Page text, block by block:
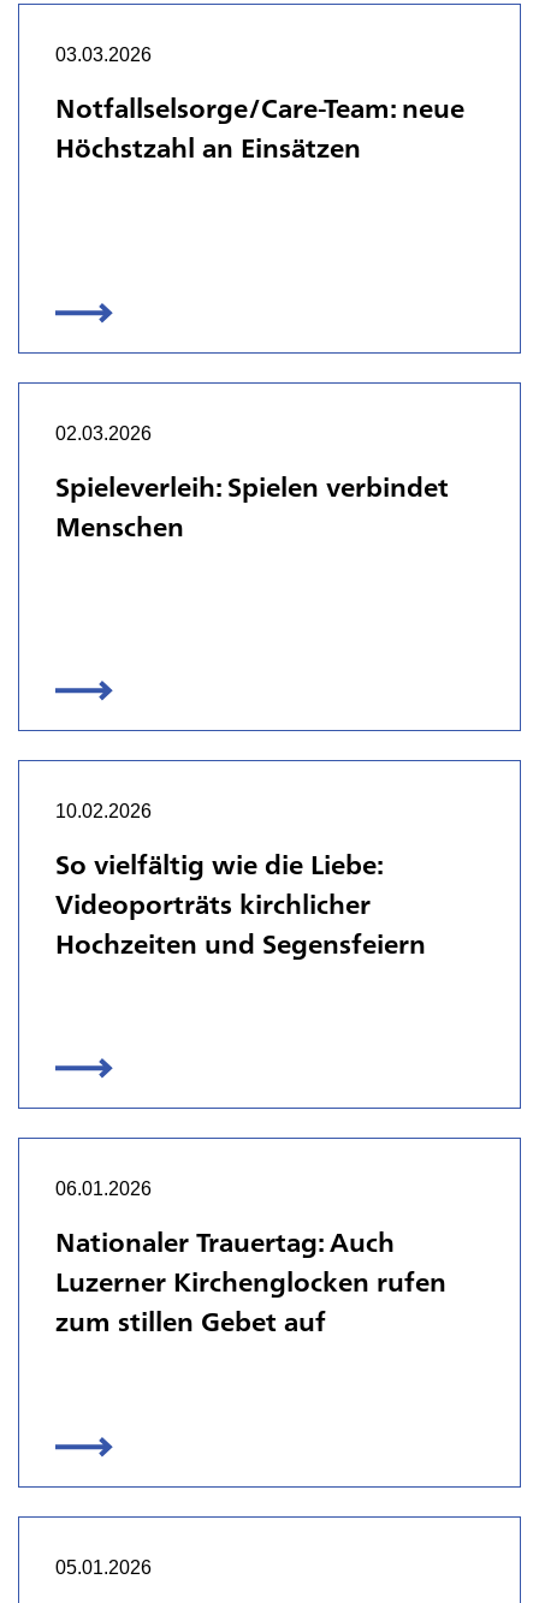
03.03.2026
Notfallselsorge/Care-Team: neue
Höchstzahl an Einsätzen
02.03.2026
Spieleverleih: Spielen verbindet
Menschen
10.02.2026
So vielfältig wie die Liebe:
Videoporträts kirchlicher
Hochzeiten und Segensfeiern
06.01.2026
Nationaler Trauertag: Auch
Luzerner Kirchenglocken rufen
zum stillen Gebet auf
05.01.2026